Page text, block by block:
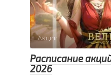
Акции
Расписание
2026